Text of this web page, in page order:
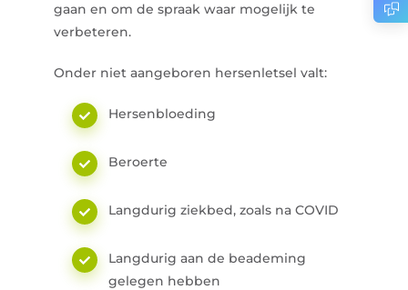
gaan en om de spraak waar mogelijk te
verbeteren.
Onder niet aangeboren hersenletsel valt:
Hersenbloeding
Beroerte
Langdurig ziekbed, zoals na COVID
Langdurig aan de beademing
gelegen hebben